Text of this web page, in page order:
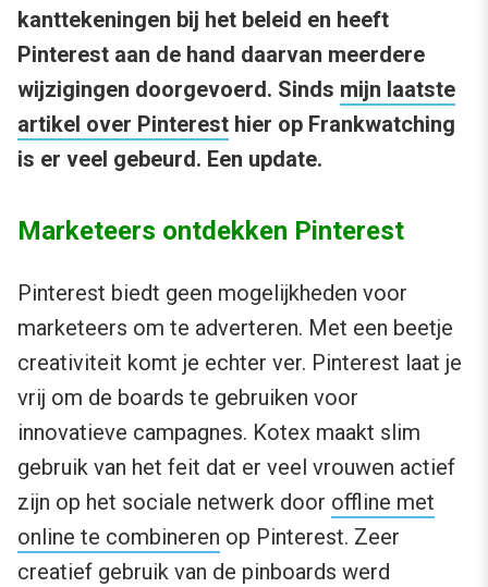
kanttekeningen bij het beleid en heeft
Pinterest aan de hand daarvan meerdere
wijzigingen doorgevoerd. Sinds mijn laatste
artikel over Pinterest hier op Frankwatching
is er veel gebeurd. Een update.
Marketeers ontdekken Pinterest
Pinterest biedt geen mogelijkheden voor
marketeers om te adverteren. Met een beetje
creativiteit komt je echter ver. Pinterest laat je
vrij om de boards te gebruiken voor
innovatieve campagnes. Kotex maakt slim
gebruik van het feit dat er veel vrouwen actief
zijn op het sociale netwerk door offline met
online te combineren op Pinterest. Zeer
creatief gebruik van de pinboards werd